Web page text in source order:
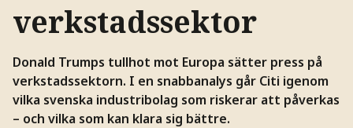
verkstadssektor
Donald Trumps tullhot mot Europa sätter press på
verkstadssektorn. I en snabbanalys går Citi igenom
vilka svenska industribolag som riskerar att påverkas
– och vilka som kan klara sig bättre.